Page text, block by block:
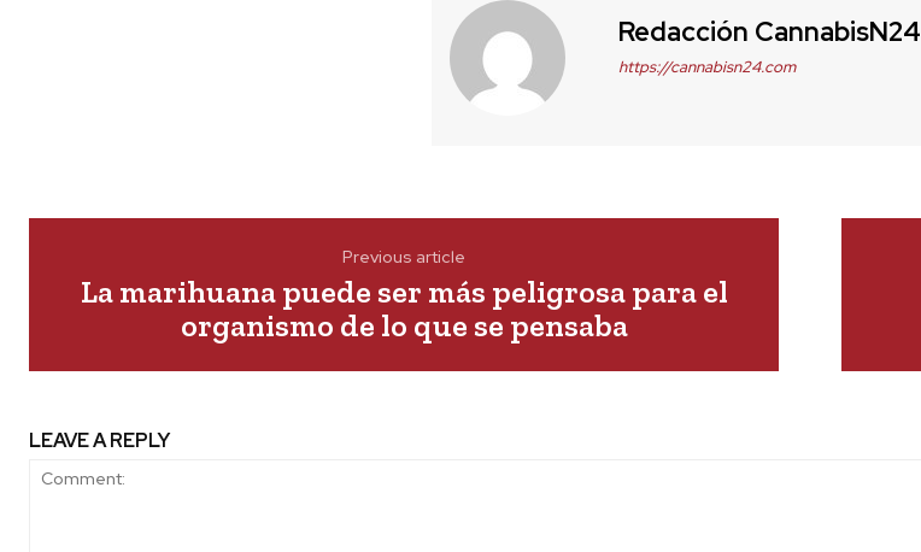
Redacción CannabisN24
https://cannabisn24.com
Previous article
La marihuana puede ser más peligrosa para el
organismo de lo que se pensaba
LEAVE A REPLY